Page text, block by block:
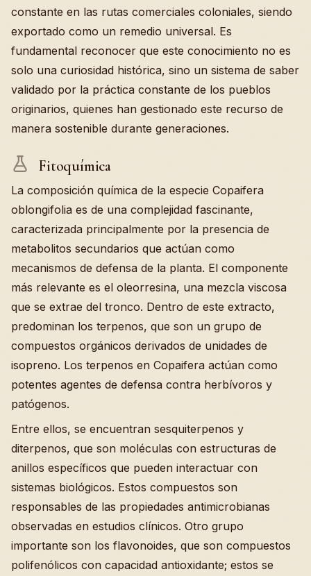
constante en las rutas comerciales coloniales, siendo
exportado como un remedio universal. Es
fundamental reconocer que este conocimiento no es
solo una curiosidad histórica, sino un sistema de saber
validado por la práctica constante de los pueblos
originarios, quienes han gestionado este recurso de
manera sostenible durante generaciones.
Fitoquímica
La composición química de la especie Copaifera
oblongifolia es de una complejidad fascinante,
caracterizada principalmente por la presencia de
metabolitos secundarios que actúan como
mecanismos de defensa de la planta. El componente
más relevante es el oleorresina, una mezcla viscosa
que se extrae del tronco. Dentro de este extracto,
predominan los terpenos, que son un grupo de
compuestos orgánicos derivados de unidades de
isopreno. Los terpenos en Copaifera actúan como
potentes agentes de defensa contra herbívoros y
patógenos.
Entre ellos, se encuentran sesquiterpenos y
diterpenos, que son moléculas con estructuras de
anillos específicos que pueden interactuar con
sistemas biológicos. Estos compuestos son
responsables de las propiedades antimicrobianas
observadas en estudios clínicos. Otro grupo
importante son los flavonoides, que son compuestos
polifenólicos con capacidad antioxidante; estos se